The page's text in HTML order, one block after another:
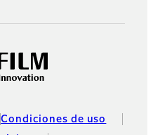
Condiciones de uso